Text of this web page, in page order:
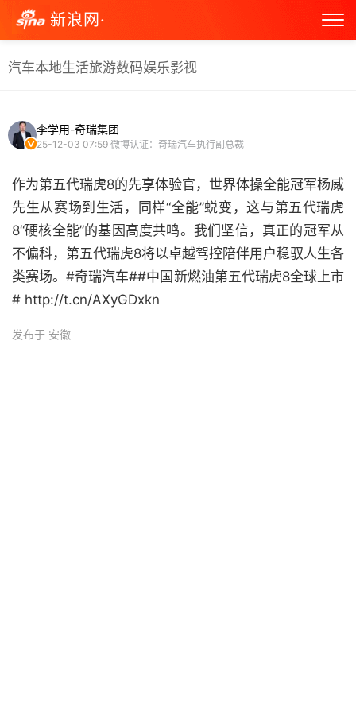
新浪网·
汽车本地生活旅游数码娱乐影视
李学用-奇瑞集团
25-12-03 07:59 微博认证：奇瑞汽车执行副总裁
作为第五代瑞虎8的先享体验官，世界体操全能冠军杨威
先生从赛场到生活，同样“全能”蜕变，这与第五代瑞虎
8“硬核全能”的基因高度共鸣。我们坚信，真正的冠军从
不偏科，第五代瑞虎8将以卓越驾控陪伴用户稳驭人生各
类赛场。#奇瑞汽车##中国新燃油第五代瑞虎8全球上市
# http://t.cn/AXyGDxkn ​
发布于 安徽